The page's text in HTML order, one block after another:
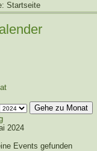
Startseite
Gehe zu Monat
2024
Events gefunden